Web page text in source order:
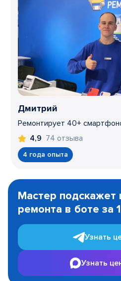
Дмитрий
Ремонтирует 40+
4,9 74 отзыва
4 года опыта
1
Мастер подскажет
ремонта в боте за
Узнать
Узнать